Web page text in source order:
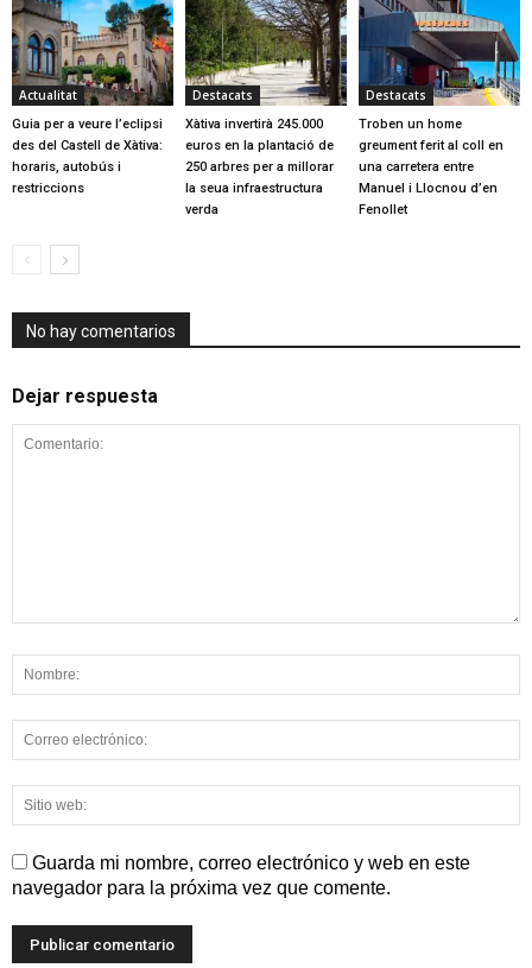
Actualitat
Guia per a veure l’eclipsi
des del Castell de Xàtiva:
horaris, autobús i
restriccions
Destacats
Xàtiva invertirà 245.000
euros en la plantació de
250 arbres per a millorar
la seua infraestructura
verda
Destacats
Troben un home
greument ferit al coll en
una carretera entre
Manuel i Llocnou d’en
Fenollet
No hay comentarios
Dejar respuesta
Guarda mi nombre, correo electrónico y web en este
navegador para la próxima vez que comente.